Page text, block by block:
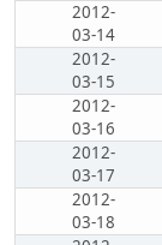
2012-
03-14
2012-
03-15
2012-
03-16
2012-
03-17
2012-
03-18